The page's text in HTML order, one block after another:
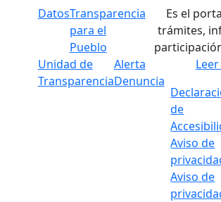
DatosTransparencia
para el
Pueblo
Unidad de
Transparencia
Alerta
Denuncia
Es el
trámites,
de
Aviso de
Aviso de